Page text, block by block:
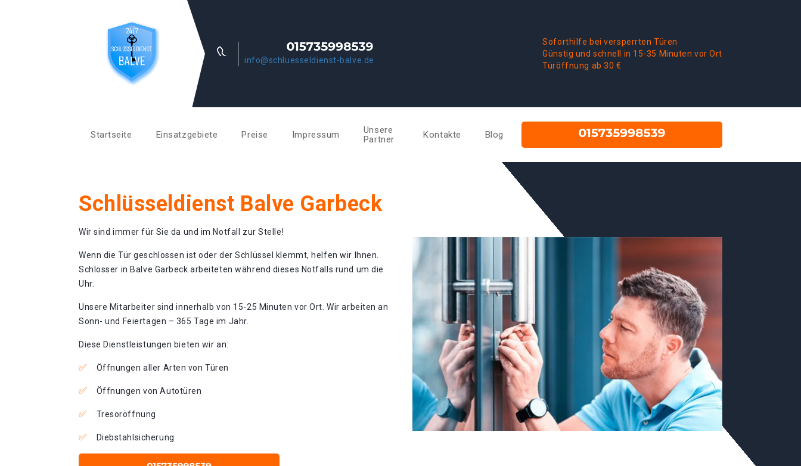
info@schluesseldienst-balve.de
Soforthilfe bei versperrten Türen
Günstig und schnell in 15-35 Minuten vor Ort
Türöffnung ab 30 €
Startseite Einsatzgebiete Preise Impressum
Unsere
Partner
Kontakte Blog
Schlüsseldienst Balve Garbeck
Wir sind immer für Sie da und im Notfall zur Stelle!
Wenn die Tür geschlossen ist oder der Schlüssel klemmt, helfen wir Ihnen.
Schlosser in Balve Garbeck arbeiteten während dieses Notfalls rund um die
Uhr.
Unsere Mitarbeiter sind innerhalb von 15-25 Minuten vor Ort. Wir arbeiten an
Sonn- und Feiertagen – 365 Tage im Jahr.
Diese Dienstleistungen bieten wir an:
Öffnungen aller Arten von Türen
Öffnungen von Autotüren
Tresoröffnung
Diebstahlsicherung